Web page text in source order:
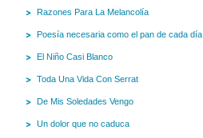
Razones Para La Melancolía
Poesía necesaria como el pan de cada día
El Niño Casi Blanco
Toda Una Vida Con Serrat
De Mis Soledades Vengo
Un dolor que no caduca